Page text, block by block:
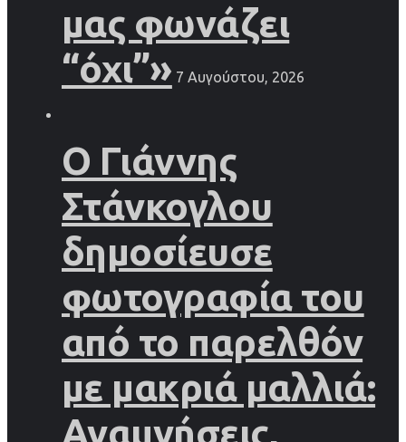
μας φωνάζει
“όχι”» 7 Αυγούστου, 2026
Ο Γιάννης
Στάνκογλου
δημοσίευσε
φωτογραφία του
από το παρελθόν
με μακριά μαλλιά:
Αναμνήσεις,